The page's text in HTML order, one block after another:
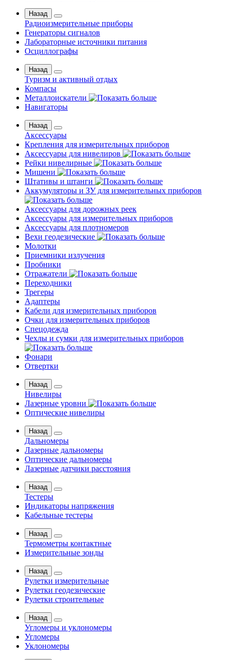
Назад
Радиоизмерительные приборы
Генераторы сигналов
Лабораторные источники питания
Осциллографы
Назад
Туризм и активный отдых
Компасы
Металлоискатели
Навигаторы
Назад
Аксессуары
Крепления для измерительных приборов
Аксессуары для нивелиров
Рейки нивелирные
Мишени
Штативы и штанги
Аккумуляторы и ЗУ для измерительных приборов
Аксессуары для дорожных реек
Аксессуары для измерительных приборов
Аксессуары для плотномеров
Вехи геодезические
Молотки
Приемники излучения
Пробники
Отражатели
Переходники
Трегеры
Адаптеры
Кабели для измерительных приборов
Очки для измерительных приборов
Спецодежда
Чехлы и сумки для измерительных приборов
Фонари
Отвертки
Назад
Нивелиры
Лазерные уровни
Оптические нивелиры
Назад
Дальномеры
Лазерные дальномеры
Оптические дальномеры
Лазерные датчики расстояния
Назад
Тестеры
Индикаторы напряжения
Кабельные тестеры
Назад
Термометры контактные
Измерительные зонды
Назад
Рулетки измерительные
Рулетки геодезические
Рулетки строительные
Назад
Угломеры и уклономеры
Угломеры
Уклономеры